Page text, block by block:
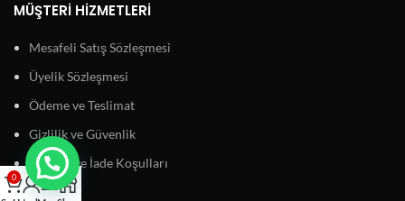
MÜŞTERI HIZMETLERI
Mesafeli Satış Sözleşmesi
Üyelik Sözleşmesi
Ödeme ve Teslimat
Gizlilik ve Güvenlik
Garanti ve İade Koşulları
0